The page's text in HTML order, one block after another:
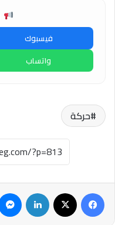
فيسبوك
واتساب
حركة
فيسبوك لينكدإن